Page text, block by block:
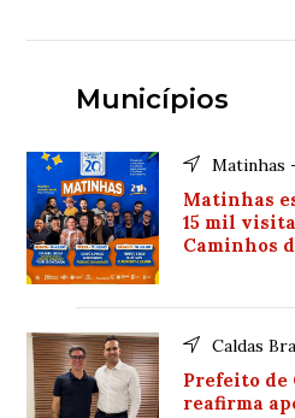
Municípios
Matinhas
Matinhas
15 mil
Caminhos
Caldas
Prefeito de
reafirma